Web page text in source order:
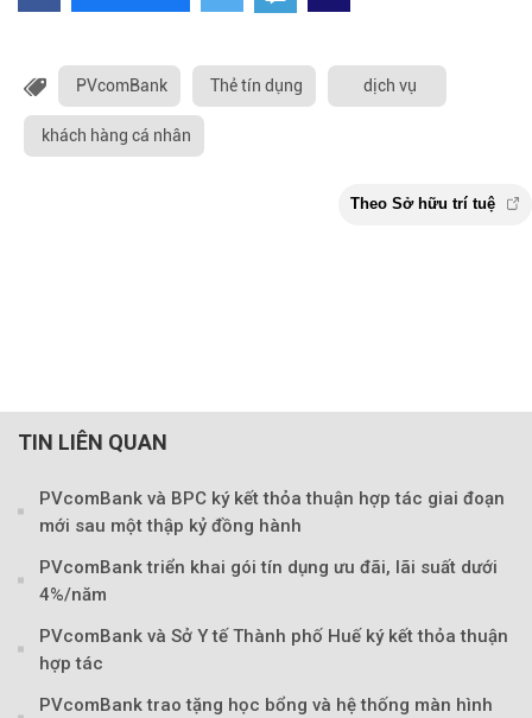
PVcomBank Thẻ tín dụng dịch vụ
khách hàng cá nhân
Theo Sở hữu trí
TIN LIÊN QUAN
PVcomBank và BPC ký kết thỏa thuận hợp tác giai đoạn
mới sau một thập kỷ đồng hành
PVcomBank triển khai gói tín dụng ưu đãi, lãi suất dưới
4%/năm
PVcomBank và Sở Y tế Thành phố Huế ký kết thỏa thuận
hợp tác
PVcomBank trao tặng học bổng và hệ thống màn hình